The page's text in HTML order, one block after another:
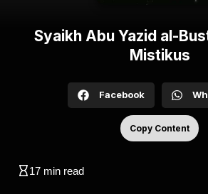
Syaikh Abu Yazid al-
Mistikus
Facebook
Copy Content
17 min read